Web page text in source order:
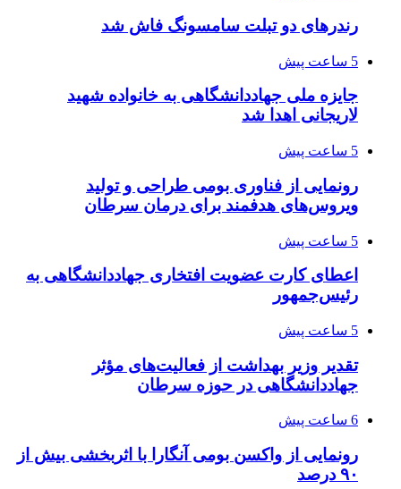
رندرهای دو تبلت سامسونگ فاش شد
5 ساعت پیش
جایزه ملی جهاددانشگاهی به خانواده شهید
لاریجانی اهدا شد
5 ساعت پیش
رونمایی از فناوری بومی طراحی و تولید
ویروس‌های هدفمند برای درمان سرطان
5 ساعت پیش
اعطای کارت عضویت افتخاری جهاددانشگاهی به
رئیس‌جمهور
5 ساعت پیش
تقدیر وزیر بهداشت از فعالیت‌های مؤثر
جهاددانشگاهی در حوزه سرطان
6 ساعت پیش
رونمایی از واکسن بومی آنگارا با اثربخشی بیش از
۹۰ درصد